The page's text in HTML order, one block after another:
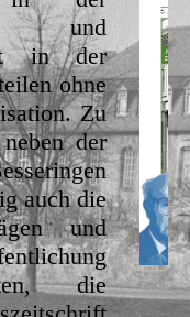
und
in der
ohne
Zu
der
auch die
und
die